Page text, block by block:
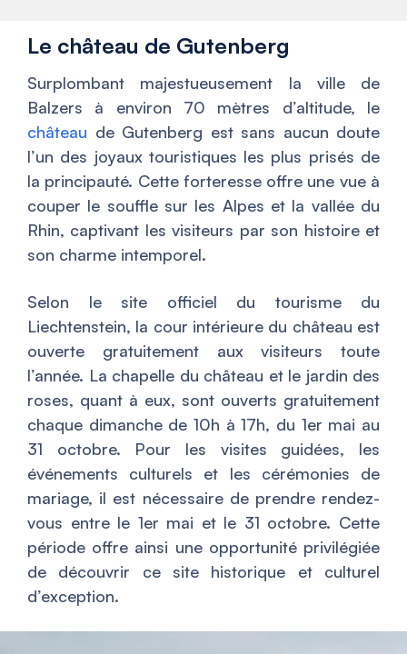
Le château de Gutenberg
Surplombant majestueusement la ville de
Balzers à environ 70 mètres d’altitude, le
château de Gutenberg est sans aucun doute
l’un des joyaux touristiques les plus prisés de
la principauté. Cette forteresse offre une vue à
couper le souffle sur les Alpes et la vallée du
Rhin, captivant les visiteurs par son histoire et
son charme intemporel.
Selon le site officiel du tourisme du
Liechtenstein, la cour intérieure du château est
ouverte gratuitement aux visiteurs toute
l’année. La chapelle du château et le jardin des
roses, quant à eux, sont ouverts gratuitement
chaque dimanche de 10h à 17h, du 1er mai au
31 octobre. Pour les visites guidées, les
événements culturels et les cérémonies de
mariage, il est nécessaire de prendre rendez-
vous entre le 1er mai et le 31 octobre. Cette
période offre ainsi une opportunité privilégiée
de découvrir ce site historique et culturel
d’exception.